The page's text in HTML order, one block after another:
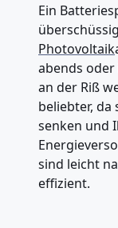
Ein
Photovoltaik
abends
an der Riß
beliebter,
senken und
sind leicht
effizient.